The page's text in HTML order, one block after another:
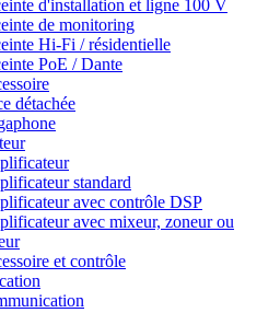
d'installation et ligne 100 V
de monitoring
Hi-Fi / résidentielle
PoE / Dante
détachée
standard
avec contrôle DSP
avec mixeur, zoneur ou
et contrôle